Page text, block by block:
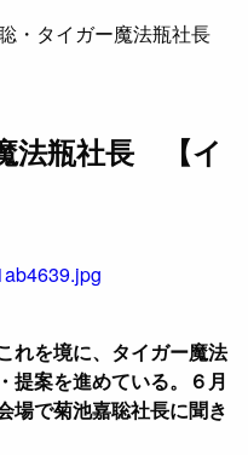
・タイガー魔法瓶社長
法瓶社長 【イ
れを境に、タイガー魔法
提案を進めている。６月
場で菊池嘉聡社長に聞き